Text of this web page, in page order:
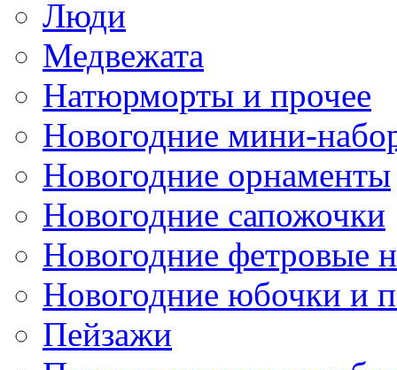
Люди
Медвежата
Натюрморты и прочее
Новогодние мини-
Новогодние орнаменты
Новогодние сапожочки
Новогодние фетровые
Новогодние юбочки и
Пейзажи